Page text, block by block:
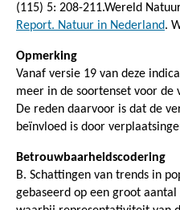
(115) 5: 208-211.Wereld
Report. Natuur in Nederland.
Opmerking
Vanaf versie 19 van deze
meer in de soortenset voor de
De reden daarvoor is dat de
beïnvloed is door
Betrouwbaarheidscodering
B. Schattingen van trends in
gebaseerd op een groot